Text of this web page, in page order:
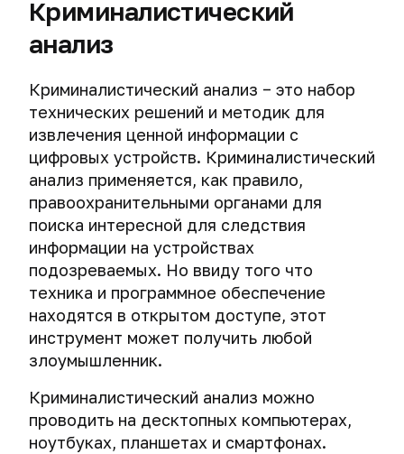
Деанонимизируем
интернет-
Получение
IP-
адреса
собеседника.
аутентификация
данных.
провайдеры
и
логи.
Работа
с
запросами
правоохранительных
органов.
Как
хакеры
и
спецслужбы
взламывают
VPN
Криминалистический
анализ
Криминалистический анализ − это набор
технических решений и методик для
извлечения ценной информации с
цифровых устройств. Криминалистический
анализ применяется, как правило,
правоохранительными органами для
поиска интересной для следствия
информации на устройствах
подозреваемых. Но ввиду того что
техника и программное обеспечение
находятся в открытом доступе, этот
инструмент может получить любой
злоумышленник.
Криминалистический анализ можно
проводить на десктопных компьютерах,
ноутбуках, планшетах и смартфонах.